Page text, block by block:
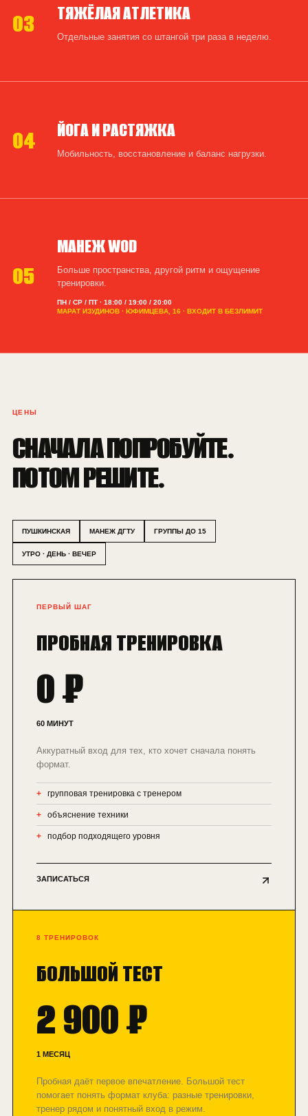
03 ТЯЖЁЛАЯ АТЛЕТИКА
Отдельные занятия со штангой три раза в неделю.
04 ЙОГА И РАСТЯЖКА
Мобильность, восстановление и баланс нагрузки.
05
МАНЕЖ WOD
Больше пространства, другой ритм и ощущение
тренировки.
ПН / СР / ПТ · 18:00 / 19:00 / 20:00
МАРАТ ИЗУДИНОВ · ЮФИМЦЕВА, 16 · ВХОДИТ В БЕЗЛИМИТ
ЦЕНЫ
СНАЧАЛА ПОПРОБУЙТЕ.
ПОТОМ РЕШИТЕ.
ПУШКИНСКАЯ МАНЕЖ ДГТУ ГРУППЫ ДО 15
УТРО · ДЕНЬ · ВЕЧЕР
ПЕРВЫЙ ШАГ
ПРОБНАЯ ТРЕНИРОВКА
0 ₽
60 МИНУТ
Аккуратный вход для тех, кто хочет сначала понять
формат.
групповая тренировка с тренером
объяснение техники
подбор подходящего уровня
ЗАПИСАТЬСЯ
8 ТРЕНИРОВОК
БОЛЬШОЙ ТЕСТ
2 900 ₽
1 МЕСЯЦ
Пробная даёт первое впечатление. Большой тест
помогает понять формат клуба: разные тренировки,
тренер рядом и понятный вход в режим.